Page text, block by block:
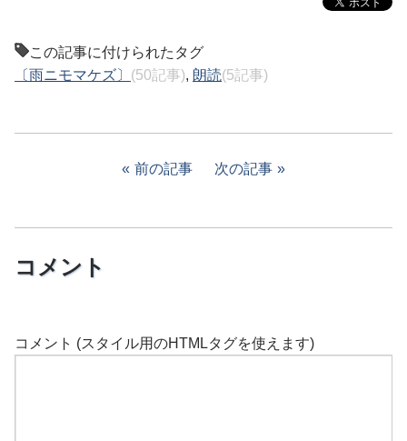
この記事に付けられたタグ
〔雨ニモマケズ〕 (50記事), 朗読(5記事)
前の記事 次の記事
コメント
コメント (スタイル用のHTMLタグを使えます)